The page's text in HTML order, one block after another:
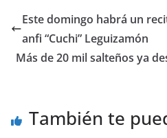
b
o
o
d
o
n
l p
ar
ti
Este domingo habrá un
anfi “Cuchi” Leguizamón
Más de 20 mil salteños ya
También te